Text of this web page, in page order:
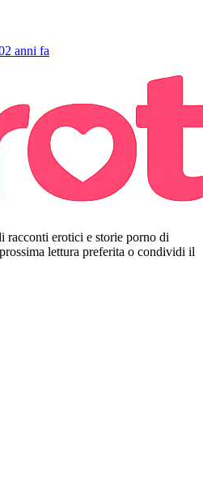
2 anni fa
racconti erotici e storie porno di
lettura preferita o condividi il